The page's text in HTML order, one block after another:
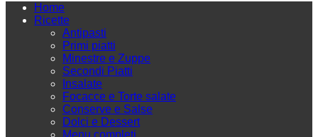
Home
Ricette
Antipasti
Primi piatti
Minestre e Zuppe
Secondi Piatti
Insalate
Focacce e Torte salate
Conserve e Salse
Dolci e Dessert
Menu completi